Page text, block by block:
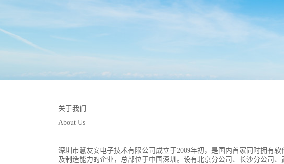
关于我们
About Us
深圳市慧友安电子技术有限公司成立于2009年初，是国内首家同时拥有软
及制造能力的企业，总部位于中国深圳。设有北京分公司、长沙分公司、